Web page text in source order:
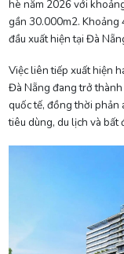
hè năm 2026 với
gần 30.000m2. Khoảng
đầu xuất hiện tại Đà
Việc liên tiếp xuất hiện
Đà Nẵng đang trở thành
quốc tế, đồng thời
tiêu dùng, du lịch và bất